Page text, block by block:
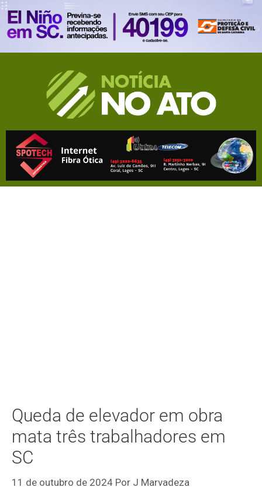
Queda de elevador em obra
mata três trabalhadores em
SC
11 de outubro de 2024 Por J Marvadeza